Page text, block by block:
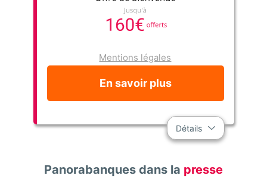
Mentions légales
En savoir plus
Détails
Panorabanques dans la presse